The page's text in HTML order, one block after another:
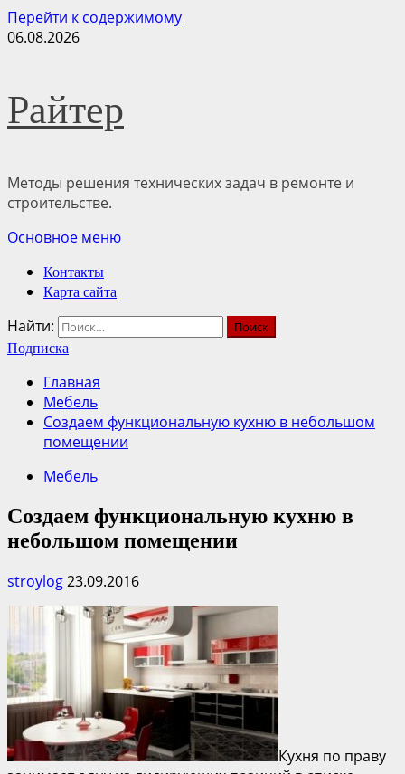
Перейти к содержимому
06.08.2026
Райтер
Методы решения технических задач в ремонте и
строительстве.
Основное меню
Контакты
Карта сайта
Найти:
Подписка
Главная
Мебель
Создаем функциональную кухню в небольшом
помещении
Мебель
Создаем функциональную кухню в
небольшом помещении
stroylog23.09.2016
Кухня по праву